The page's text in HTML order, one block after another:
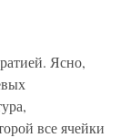
Ясно,
все ячейки